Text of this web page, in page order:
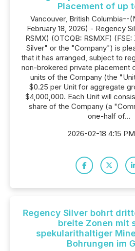
Placement of up
Vancouver, British Columbia--
February 18, 2026) - Regency
RSMX) (OTCQB: RSMXF)
Silver" or the "Company") is
that it has arranged, subject to
non-brokered private placement
units of the Company (the
$0.25 per Unit for aggregate
$4,000,000. Each Unit will
share of the Company (a
one-half of...
2026-02-18 4:15
Regency Silver bohrt
breite Zonen mit
spekularithaltiger
Bohrungen im